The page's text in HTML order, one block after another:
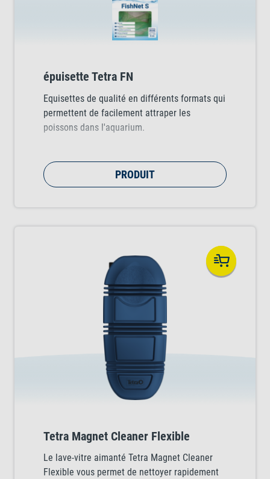
épuisette Tetra FN
Equisettes de qualité en différents formats qui
permettent de facilement attraper les
poissons dans l'aquarium.
PRODUIT
Tetra Magnet Cleaner Flexible
Le lave-vitre aimanté Tetra Magnet Cleaner
Flexible vous permet de nettoyer rapidement